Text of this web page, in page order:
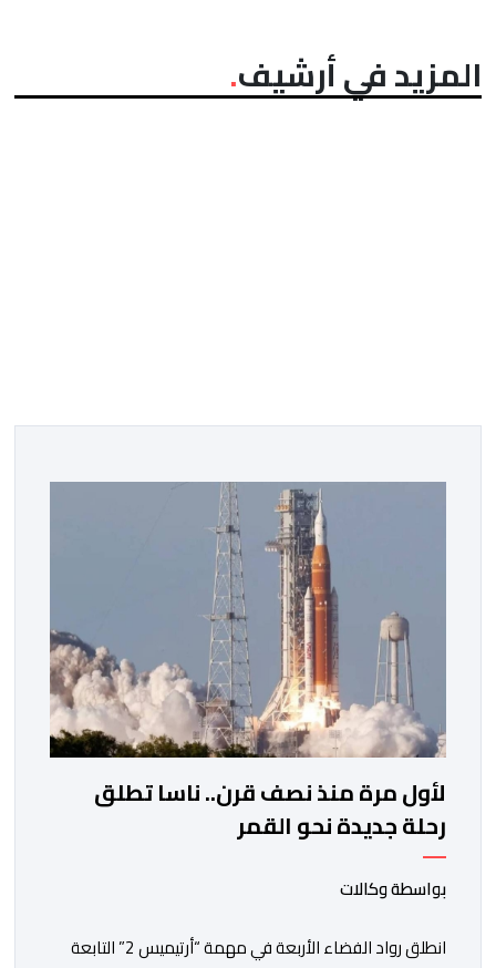
المزيد في أرشيف
لأول مرة منذ نصف قرن.. ناسا تطلق
رحلة جديدة نحو القمر
بواسطة وكالات
انطلق رواد الفضاء الأربعة في مهمة “أرتيميس 2” التابعة